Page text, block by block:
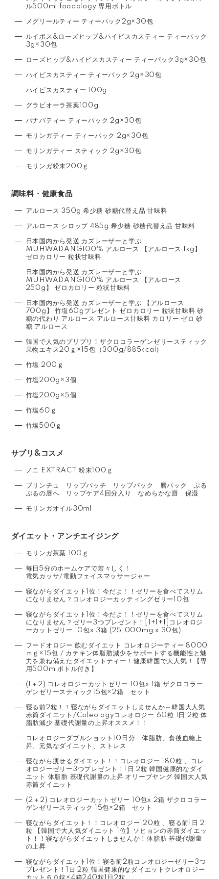
ル500ml foodology 専用ボトル
メグリールティー ティーパック2g×30包
ルイボス&ローズヒップ&ハイビスカスティー ティーパック
3g×30包
ローズヒップ&ハイビスカスティー ティーパック3g×30包
ハイビスカスティー ティーパック 2g×30包
ハイビスカスティー 100g
グラビオーラ茶葉100g
バナバティー ティーパック 2g×30包
モリンガティー ティーパック 2g×30包
モリンガティー スティック 2g×30包
モリンガ粉末200ｇ
調味料・健康食品
アルロース 350g 希少糖 砂糖代替え品 甘味料
アルロース シロップ 485g 希少糖 砂糖代替え品 甘味料
日本国内から発送 カズレーザーと学ぶ
MUHWADANG100% アルロース 【アルロース 1kg】
ゼロカロリー 粒状甘味料
日本国内から発送 カズレーザーと学ぶ
MUHWADANG100% アルロース 【アルロース
250g】 ゼロカロリー 粒状甘味料
日本国内から発送 カズレーザーと学ぶ 【アルロース
700g】 竹塩60gプレゼント ゼロカロリー 粒状甘味料 砂
糖の代わり アルロース アルロース甘味料 カロリー ゼロ 砂
糖 アルロース
韓国で人気のプリプリ！ザクロコラーゲンゼリースティック
果物エキス20ｇ×15包（300g/885kcal）
竹塩 200ｇ
竹塩200g×3個
竹塩200g×5個
竹塩60ｇ
竹塩500ｇ
サプリ&コスメ
ノニ EXTRACT 粉末100ｇ
ブリンチュ リップパッチ リップパック 唇パック ぷる
ぷるの唇へ リップケア4回分入り なめらかな唇 保湿
モリンガオイル30ml
ダイエット・アンチエイジング
モリンガ茶葉 100ｇ
毎日5分のホームケアで若々しく！
電気カッサ/電動フェイスマッサージャー
寝ながらダイエット1位！今だよ！！ゼリーを食べてスリム
になりません？コレオロジーカッティングゼリー10包
寝ながらダイエット1位！今だよ！！ゼリーを食べてスリム
になりません？ゼリー3つプレゼント！[1+1+1]コレオロジ
ーカットゼリー 10包x 3箱 (25,000mg x 30包)
フードオロジー 飲むダイエット コレオロジーティー 8000
ｍｇ×15包 / カテキン体脂肪減少をサポートする機能性と魅
力を兼ね備えたダイエットティー！健康韓国で大人気！【専
用500mlボトル付き】
(1＋2) コレオロジーカットゼリー 10包x 1箱 ザクロコラー
ゲンゼリースティック15包×2箱 セット
寝る前2粒！！寝ながらダイエットしませんか～韓国大人気
赤筒ダイエット/Coleologyコレオロジー 60粒 1日 2粒 体
脂肪減少 基礎代謝量の上昇オススメ！！
コレオロジーダブルショット10日分 体脂肪、食後血糖上
昇、元気なダイエット、ストレス
寝ながら痩せるダイエット！！コレオロジー 180粒 、コレ
オロジーゼリー3つプレゼント！1日 2粒 韓国健康的なダイ
エット 体脂肪 基礎代謝量の上昇 オリーブヤング 韓国大人気
赤筒ダイエット
(2＋2) コレオロジーカットゼリー 10包x 2箱 ザクロコラー
ゲンゼリースティック 15包×2箱 セット
寝ながらダイエット！！コレオロジー120粒 、寝る前1日 2
粒 【韓国で大人気ダイエット 1位】ソヒョンの赤筒ダイエッ
ト！！寝ながらダイエットしませんか！体脂肪 基礎代謝量
の上昇
寝ながらダイエット1位！寝る前2粒コレオロジーゼリー3つ
プレゼント！1日 2粒 韓国健康的なダイエットクレオロジー
カット６０錠×4箱240粒1日2粒